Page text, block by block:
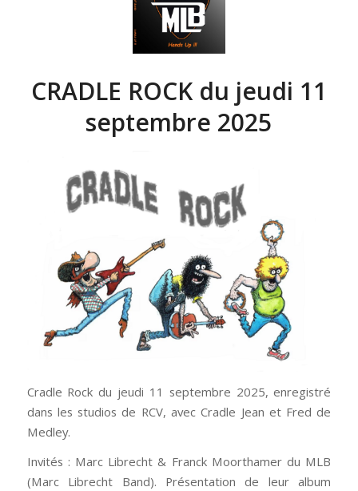
CRADLE ROCK du jeudi 11
septembre 2025
Cradle Rock du jeudi 11 septembre 2025, enregistré
dans les studios de RCV, avec Cradle Jean et Fred de
Medley.
Invités : Marc Librecht & Franck Moorthamer du MLB
(Marc Librecht Band). Présentation de leur album